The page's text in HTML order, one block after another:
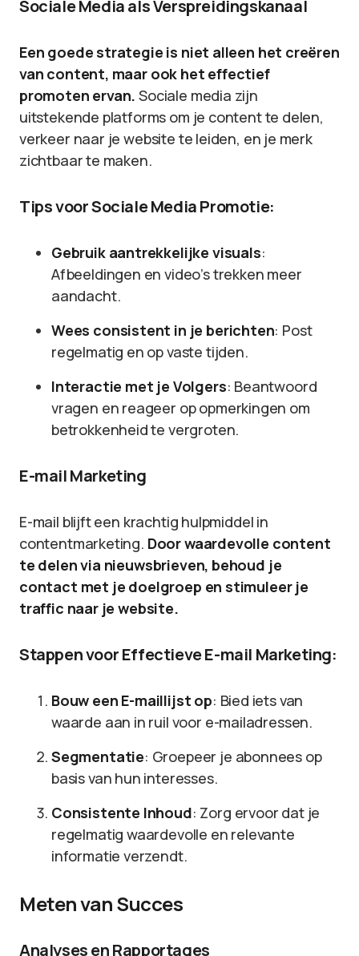
Sociale Media als Verspreidingskanaal
Een goede strategie is niet alleen het creëren
van content, maar ook het effectief
promoten ervan. Sociale media zijn
uitstekende platforms om je content te delen,
verkeer naar je website te leiden, en je merk
zichtbaar te maken.
Tips voor Sociale Media Promotie:
Gebruik aantrekkelijke visuals:
Afbeeldingen en video’s trekken meer
aandacht.
Wees consistent in je berichten: Post
regelmatig en op vaste tijden.
Interactie met je Volgers: Beantwoord
vragen en reageer op opmerkingen om
betrokkenheid te vergroten.
E-mail Marketing
E-mail blijft een krachtig hulpmiddel in
contentmarketing. Door waardevolle content
te delen via nieuwsbrieven, behoud je
contact met je doelgroep en stimuleer je
traffic naar je website.
Stappen voor Effectieve E-mail Marketing:
Bouw een E-maillijst op: Bied iets van
waarde aan in ruil voor e-mailadressen.
Segmentatie: Groepeer je abonnees op
basis van hun interesses.
Consistente Inhoud: Zorg ervoor dat je
regelmatig waardevolle en relevante
informatie verzendt.
Meten van Succes
Analyses en Rapportages